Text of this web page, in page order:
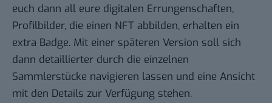
euch dann all eure digitalen Errungenschaften,
Profilbilder, die einen NFT abbilden, erhalten ein
extra Badge. Mit einer späteren Version soll sich
dann detaillierter durch die einzelnen
Sammlerstücke navigieren lassen und eine Ansicht
mit den Details zur Verfügung stehen.